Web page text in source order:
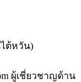
ต้หวัน)
ผู้เชี่ยวชาญด้าน